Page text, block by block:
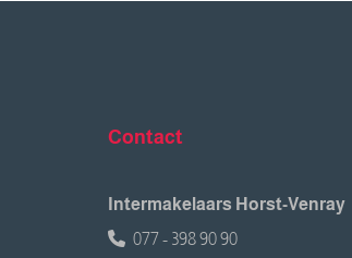
Contact
Intermakelaars Horst-Venray
077 - 398 90 90